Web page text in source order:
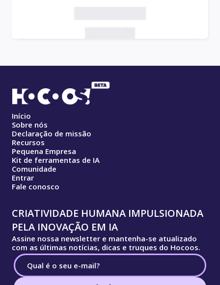
Início
Sobre nós
Declaração de missão
Recursos
Pequena Empresa
Kit de ferramentas de IA
Comunidade
Entrar
Fale conosco
CRIATIVIDADE HUMANA IMPULSIONADA
PELA INOVAÇÃO EM IA
Assine nossa newsletter e mantenha-se atualizado
com as últimas notícias, dicas e truques do Hocoos.